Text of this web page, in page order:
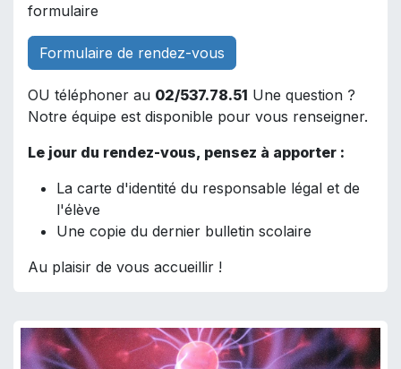
formulaire
Formulaire de rendez-vous
OU téléphoner au 02/537.78.51 Une question ?
Notre équipe est disponible pour vous renseigner.
Le jour du rendez-vous, pensez à apporter :
La carte d'identité du responsable légal et de
l'élève
Une copie du dernier bulletin scolaire
Au plaisir de vous accueillir !